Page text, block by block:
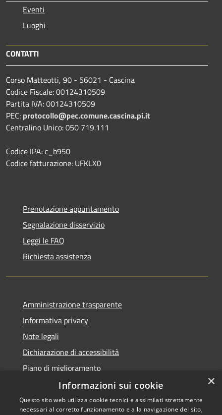
Eventi
Luoghi
CONTATTI
Corso Matteotti, 90 - 56021 - Cascina
Codice Fiscale: 00124310509
Partita IVA: 00124310509
PEC: protocollo@pec.comune.cascina.pi.it
Centralino Unico: 050 719.111
Codice IPA: c_b950
Codice fatturazione: UFKLX0
Prenotazione appuntamento
Segnalazione disservizio
Leggi le FAQ
Richiesta assistenza
Amministrazione trasparente
Informativa privacy
Note legali
Dichiarazione di accessibilità
Piano di miglioramento
×
Informazioni sui cookie
Questo sito web utilizza cookie tecnici e assimilati strettamente
necessari al corretto funzionamento e alla navigazione del sito,